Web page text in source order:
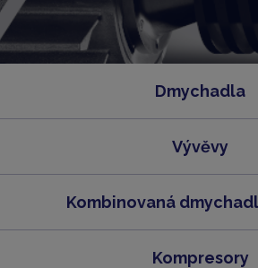
Dmychadla
Vývěvy
Kombinovaná
Kompresory